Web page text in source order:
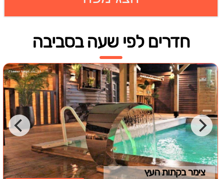
חדרים לפי שעה בסביבה
צימר בקתות העץ